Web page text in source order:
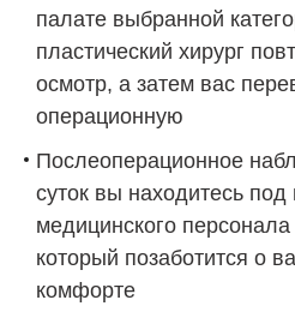
палате выбранной
пластический хирург
осмотр, а затем вас
операционную
Послеоперационное
суток вы находитесь
медицинского
который позаботится о
комфорте